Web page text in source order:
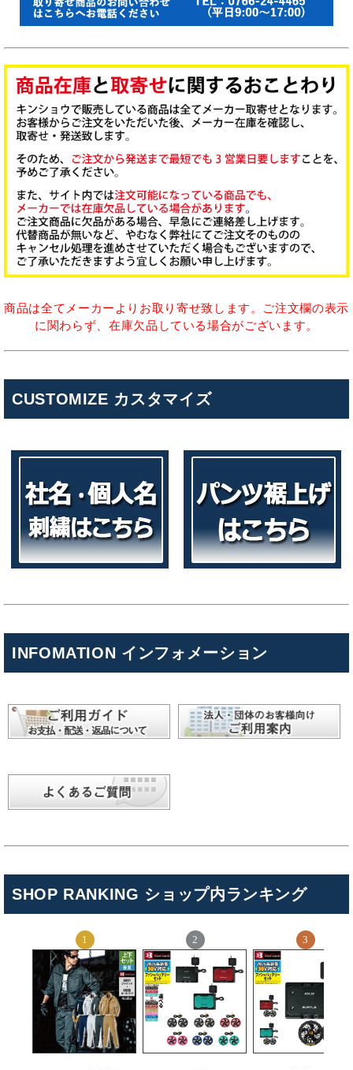
商品は全てメーカーよりお取り寄せ致します。ご注文欄の表示
に関わらず、在庫欠品している場合がございます。
CUSTOMIZE カスタマイズ
INFOMATION インフォメーション
SHOP RANKING ショップ内ランキング